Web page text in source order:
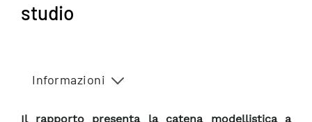
studio
Informazioni
Il rapporto presenta la catena modellistica a